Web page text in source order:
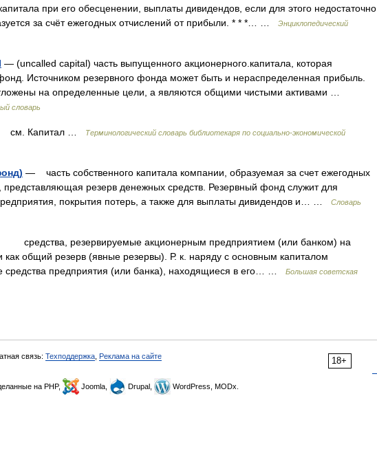
при его обесценении, выплаты дивидендов, если для этого недостаточно
за счёт ежегодных отчислений от прибыли. * * *… …
Энциклопедический
— (uncalled capital) часть выпущенного акционерного.капитала, которая
Источником резервного фонда может быть и нераспределенная прибыль.
на определенные цели, а являются общими чистыми активами …
словарь
Капитал …
Терминологический словарь библиотекаря по социально-экономической
— часть собственного капитала компании, образуемая за счет ежегодных
представляющая резерв денежных средств. Резервный фонд служит для
покрытия потерь, а также для выплаты дивидендов и… …
Словарь
резервируемые акционерным предприятием (или банком) на
общий резерв (явные резервы). Р. к. наряду с основным капиталом
средства предприятия (или банка), находящиеся в его… …
Большая советская
18+
связь: Техподдержка Реклама на сайте
на PHP, Joomla, Drupal, WordPress, MODx.